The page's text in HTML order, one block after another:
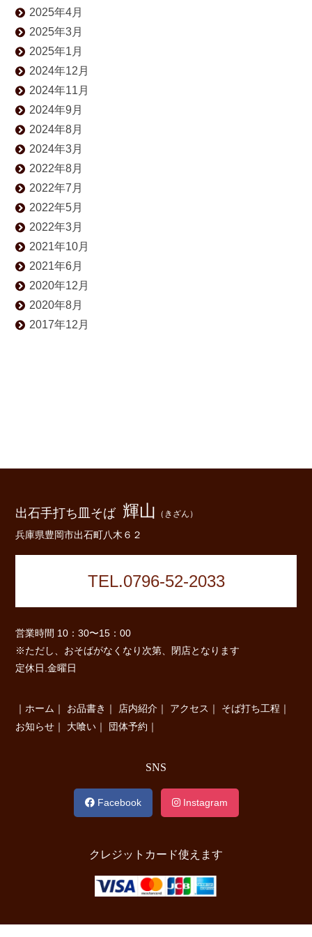
2025年4月
2025年3月
2025年1月
2024年12月
2024年11月
2024年9月
2024年8月
2024年3月
2022年8月
2022年7月
2022年5月
2022年3月
2021年10月
2021年6月
2020年12月
2020年8月
2017年12月
出石手打ち皿そば 輝山 （きざん）
兵庫県豊岡市出石町八木６２
TEL.0796-52-2033
営業時間 10：30〜15：00
※ただし、おそばがなくなり次第、閉店となります
定休日.金曜日
｜ ホーム ｜ お品書き ｜ 店内紹介 ｜ アクセス ｜ そば打ち工程 ｜
お知らせ ｜ 大喰い ｜ 団体予約 ｜
SNS
Facebook Instagram
クレジットカード使えます